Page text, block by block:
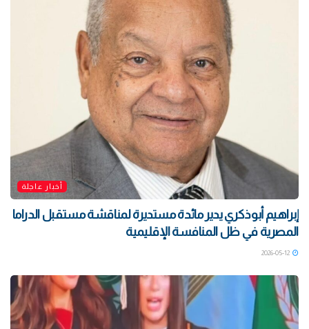
أخبار عاجلة
إبراهيم أبوذكري يدير مائدة مستديرة لمناقشة مستقبل الدراما
المصرية في ظل المنافسة الإقليمية
2026-05-12